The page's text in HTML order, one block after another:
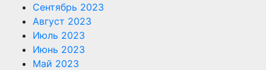
Сентябрь 2023
Август 2023
Июль 2023
Июнь 2023
Май 2023